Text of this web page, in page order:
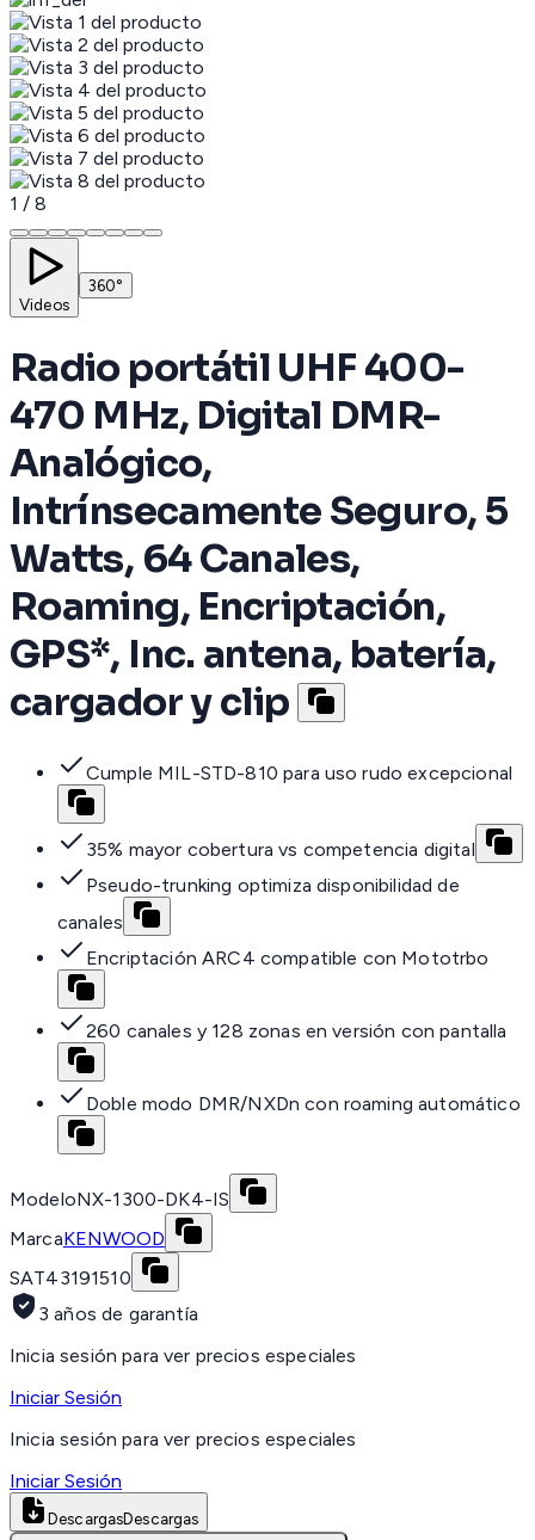
1 / 8
Videos
360°
Radio portátil UHF 400-
470 MHz, Digital DMR-
Analógico,
Intrínsecamente Seguro, 5
Watts, 64 Canales,
Roaming, Encriptación,
GPS*, Inc. antena, batería,
cargador y clip
Cumple MIL-STD-810 para uso rudo excepcional
35% mayor cobertura vs competencia digital
Pseudo-trunking optimiza disponibilidad de
canales
Encriptación ARC4 compatible con Mototrbo
260 canales y 128 zonas en versión con pantalla
Doble modo DMR/NXDn con roaming automático
ModeloNX-1300-DK4-IS
MarcaKENWOOD
SAT43191510
3 años de garantía
Inicia sesión para ver precios especiales
Iniciar Sesión
Inicia sesión para ver precios especiales
Iniciar Sesión
DescargasDescargas